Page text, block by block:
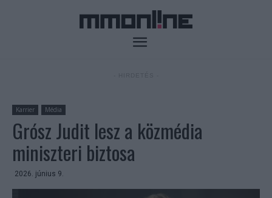
Karrier Média
Grósz Judit lesz a közmédia
miniszteri biztosa
2026. június 9.